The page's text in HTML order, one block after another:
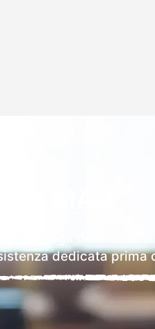
MAD
i dettagli delle scuole
dedicata prima